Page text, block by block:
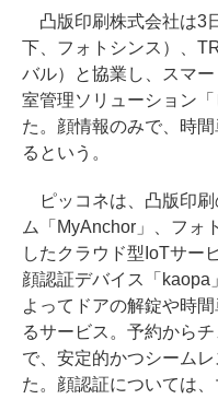
凸版印刷株式会社は3
下、フォトシンス）、
バル）と協業し、スマ
室管理ソリューション
た。顔情報のみで、時
るという。
ピッコネは、凸版印刷
ム「MyAnchor」、フォ
したクラウド型IoTサー
顔認証デバイス「kaopa
よってドアの解錠や時
るサービス。予約から
で、安定的かつシーム
た。顔認証については